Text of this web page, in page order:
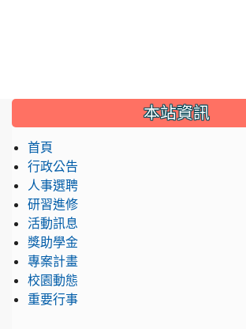
::: 本站資訊
首頁
行政公告
人事選聘
研習進修
活動訊息
獎助學金
專案計畫
校園動態
重要行事